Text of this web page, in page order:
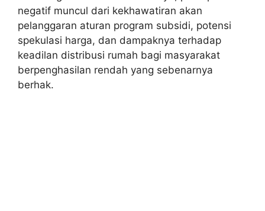
negatif muncul dari kekhawatiran akan
pelanggaran aturan program subsidi, potensi
spekulasi harga, dan dampaknya terhadap
keadilan distribusi rumah bagi masyarakat
berpenghasilan rendah yang sebenarnya
berhak.